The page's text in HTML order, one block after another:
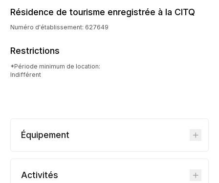
Résidence de tourisme enregistrée à la CITQ
Numéro d'établissement: 627649
Restrictions
*Période minimum de location:
Indifférent
Équipement
Activités